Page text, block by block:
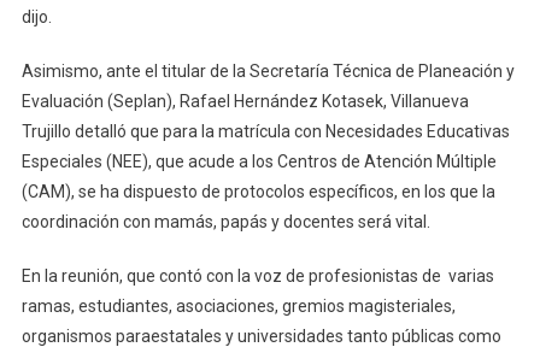
dijo.
Asimismo, ante el titular de la Secretaría Técnica de Planeación y
Evaluación (Seplan), Rafael Hernández Kotasek, Villanueva
Trujillo detalló que para la matrícula con Necesidades Educativas
Especiales (NEE), que acude a los Centros de Atención Múltiple
(CAM), se ha dispuesto de protocolos específicos, en los que la
coordinación con mamás, papás y docentes será vital.
En la reunión, que contó con la voz de profesionistas de varias
ramas, estudiantes, asociaciones, gremios magisteriales,
organismos paraestatales y universidades tanto públicas como